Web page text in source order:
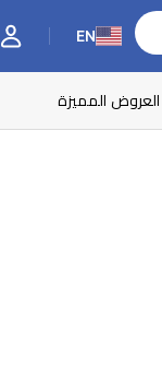
EN
العروض المميزة